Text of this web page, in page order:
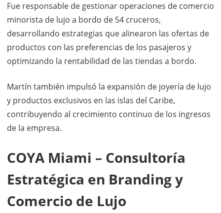
Fue responsable de gestionar operaciones de comercio
minorista de lujo a bordo de 54 cruceros,
desarrollando estrategias que alinearon las ofertas de
productos con las preferencias de los pasajeros y
optimizando la rentabilidad de las tiendas a bordo.
Martín también impulsó la expansión de joyería de lujo
y productos exclusivos en las islas del Caribe,
contribuyendo al crecimiento continuo de los ingresos
de la empresa.
COYA Miami – Consultoría
Estratégica en Branding y
Comercio de Lujo